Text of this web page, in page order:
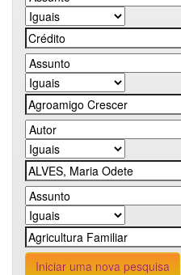
Iniciar uma nova pesquisa